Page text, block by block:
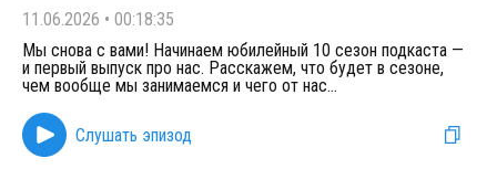
11.06.2026 • 00:18:35
Мы снова с вами! Начинаем юбилейный 10 сезон подкаста —
и первый выпуск про нас. Расскажем, что будет в сезоне,
чем вообще мы занимаемся и чего от нас...
Слушать эпизод